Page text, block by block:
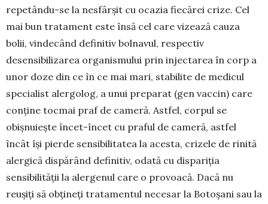
repetându-se la nesfârșit cu ocazia fiecărei crize. Cel
mai bun tratament este însă cel care vizează cauza
bolii, vindecând definitiv bol­navul, respectiv
desensibilizarea organismului prin in­jectarea în corp a
unor doze din ce în ce mai mari, sta­bilite de medicul
specialist alergolog, a unui pre­parat (gen vaccin) care
conține tocmai praf de cameră. Ast­fel, corpul se
obișnuiește încet-încet cu praful de cameră, astfel
încât își pierde sensibi­litatea la acesta, crizele de rinită
alergică dispă­rând definitiv, odată cu dispariția
sensibilității la alergenul care o provoacă. Dacă nu
reușiți să ob­țineți tratamentul necesar la Bo­toșani sau la